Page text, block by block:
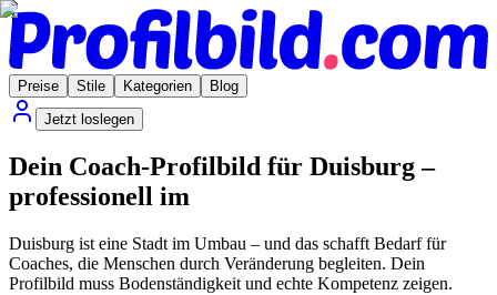
Preise Stile Kategorien
Blog
Jetzt loslegen
Dein Coach-Profilbild für Duisburg –
professionell im
Duisburg ist eine Stadt im Umbau – und das schafft Bedarf für
Coaches, die Menschen durch Veränderung begleiten. Dein
Profilbild muss Bodenständigkeit und echte Kompetenz zeigen.